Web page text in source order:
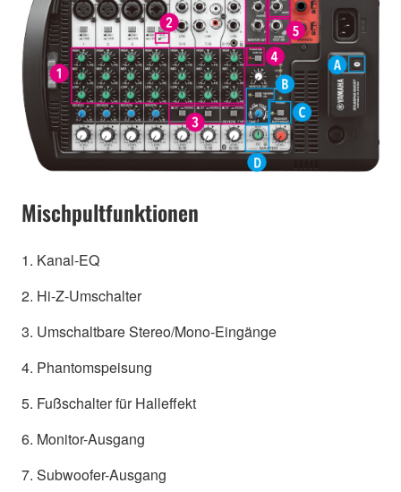
Mischpultfunktionen
1. Kanal-EQ
2. Hi-Z-Umschalter
3. Umschaltbare Stereo/Mono-Eingänge
4. Phantomspeisung
5. Fußschalter für Halleffekt
6. Monitor-Ausgang
7. Subwoofer-Ausgang